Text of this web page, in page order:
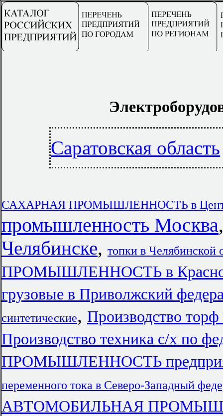
Саратовская область
САХАРНАЯ ПРОМЫШЛЕННОСТЬ в
промышленность Москва
Челябинске, топки в Челябинской
ПРОМЫШЛЕННОСТЬ в
грузовые в Приволжский
синтетические, Производство
Производство техника с/х по
ПРОМЫШЛЕННОСТЬ
переменного тока в Северо-Западный
АВТОМОБИЛЬНАЯ